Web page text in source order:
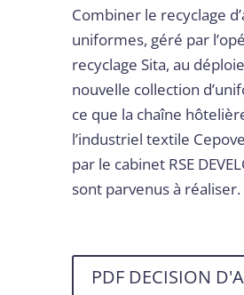
Combiner le recyclage
uniformes, géré par
recyclage Sita, au
nouvelle collection
ce que la chaîne
l’industriel textile
par le cabinet RSE
sont parvenus à réaliser.
PDF DECISION